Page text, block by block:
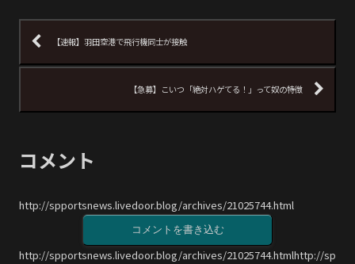
【速報】羽田空港で飛行機同士が接触
【急募】こいつ「絶対ハゲてる！」って奴の特徴
コメント
http://spportsnews.livedoor.blog/archives/21025744.html
コメントを書き込む
http://spportsnews.livedoor.blog/archives/21025744.htmlhttp://sp